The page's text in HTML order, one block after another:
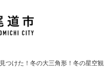
見つけた！冬の大三角形！冬の星空観